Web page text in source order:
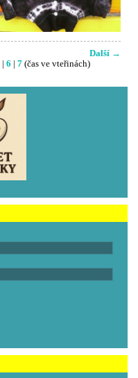
Další →
6 7(čas ve vteřinách)